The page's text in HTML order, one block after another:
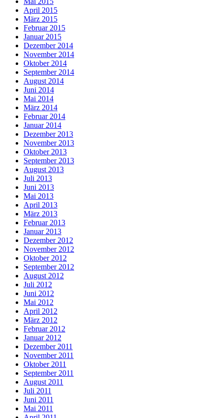
April 2015
März 2015
Februar 2015
Januar 2015
Dezember 2014
November 2014
Oktober 2014
September 2014
August 2014
Juni 2014
Mai 2014
März 2014
Februar 2014
Januar 2014
Dezember 2013
November 2013
Oktober 2013
September 2013
August 2013
Juli 2013
Juni 2013
Mai 2013
April 2013
März 2013
Februar 2013
Januar 2013
Dezember 2012
November 2012
Oktober 2012
September 2012
August 2012
Juli 2012
Juni 2012
Mai 2012
April 2012
März 2012
Februar 2012
Januar 2012
Dezember 2011
November 2011
Oktober 2011
September 2011
August 2011
Juli 2011
Juni 2011
Mai 2011